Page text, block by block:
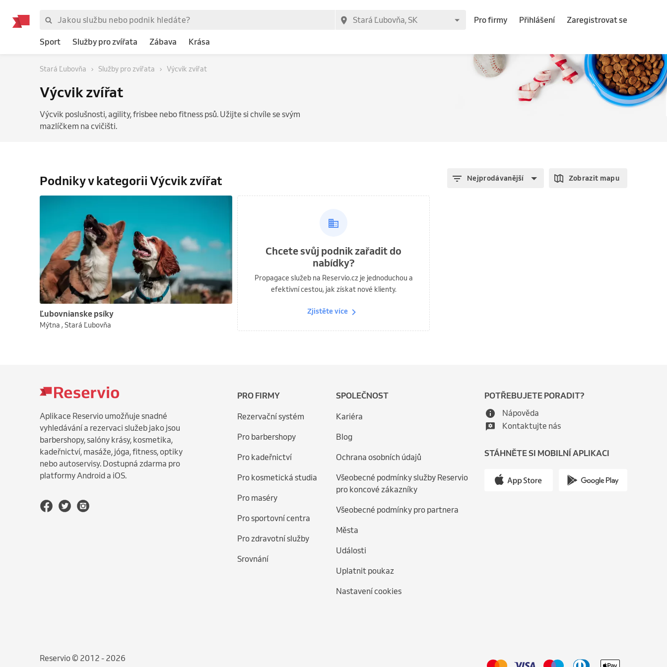
Pro firmy Přihlášení Zaregistrovat se
Sport Služby pro zvířata Zábava Krása
Stará Ľubovňa Služby pro zvířata Výcvik zvířat
Výcvik zvířat
Výcvik poslušnosti, agility, frisbee nebo fitness psů. Užijte si chvíle se svým
mazlíčkem na cvičišti.
Podniky v kategorii Výcvik zvířat Nejprodávanější Zobrazit mapu
Ľubovnianske psíky
Mýtna , Stará Ľubovňa
Chcete svůj podnik zařadit do
nabídky?
Propagace služeb na Reservio.cz je jednoduchou a
efektivní cestou, jak získat nové klienty.
Zjistěte více
Aplikace Reservio umožňuje snadné
vyhledávání a rezervaci služeb jako jsou
barbershopy, salóny krásy, kosmetika,
kadeřnictví, masáže, jóga, fitness, optiky
nebo autoservisy. Dostupná zdarma pro
platformy Android a iOS.
PRO FIRMY
Rezervační systém
Pro barbershopy
Pro kadeřnictví
Pro kosmetická studia
Pro maséry
Pro sportovní centra
Pro zdravotní služby
Srovnání
SPOLEČNOST
Kariéra
Blog
Ochrana osobních údajů
Všeobecné podmínky služby Reservio
pro koncové zákazníky
Všeobecné podmínky pro partnera
Města
Události
Uplatnit poukaz
Nastavení cookies
POTŘEBUJETE PORADIT?
Nápověda
Kontaktujte nás
STÁHNĚTE SI MOBILNÍ APLIKACI
Reservio © 2012 - 2026